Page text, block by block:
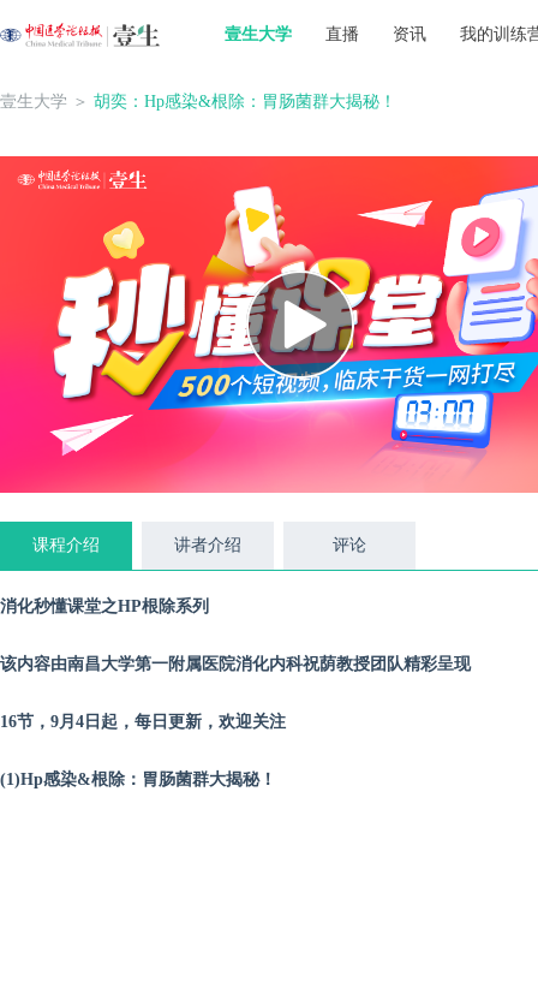
壹生大学 直播 资讯 我的训练
壹生大学 ＞ 胡奕：Hp感染&根除：胃肠菌群大揭秘！
课程介绍 讲者介绍 评论
消化秒懂课堂之HP根除系列
该内容由南昌大学第一附属医院消化内科祝荫教授团队精彩呈现
16节，9月4日起，每日更新，欢迎关注
(1)Hp感染&根除：胃肠菌群大揭秘！